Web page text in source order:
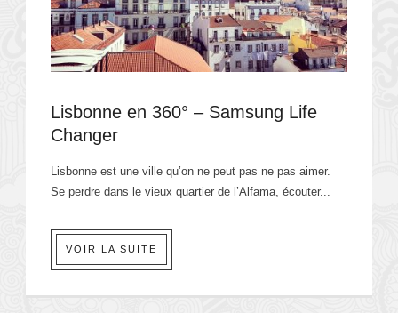
Lisbonne en 360° – Samsung Life
Changer
Lisbonne est une ville qu’on ne peut pas ne pas aimer.
Se perdre dans le vieux quartier de l’Alfama, écouter...
VOIR LA SUITE